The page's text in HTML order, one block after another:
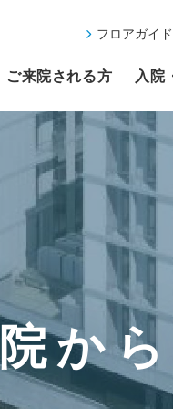
フロアガイド
ご来院される方 入院
か